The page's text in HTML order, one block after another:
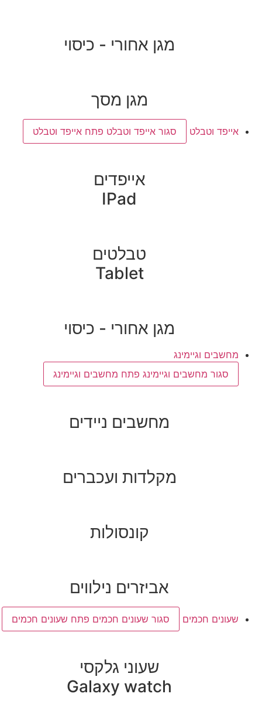
מגן אחורי - כיסוי
מגן מסך
אייפד וטבלט סגור אייפד וטבלט פתח אייפד וטבלט
אייפדים
IPad
טבלטים
Tablet
מגן אחורי - כיסוי
מחשבים וגיימינג
סגור מחשבים וגיימינג פתח מחשבים וגיימינג
מחשבים ניידים
מקלדות ועכברים
קונסולות
אביזרים נילווים
שעונים חכמים סגור שעונים חכמים פתח שעונים חכמים
שעוני גלקסי
Galaxy watch